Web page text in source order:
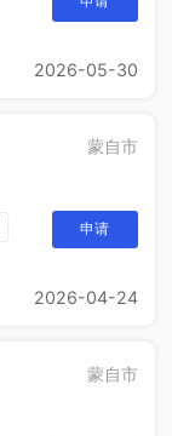
2026-05-30
蒙自市
申请
2026-04-24
蒙自市